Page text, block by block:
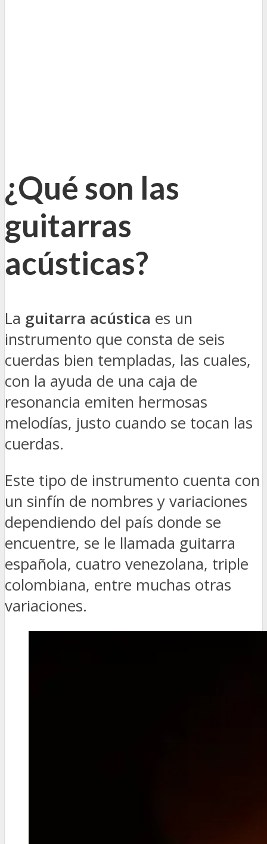
¿Qué son las
guitarras
acústicas?
La guitarra acústica es un
instrumento que consta de seis
cuerdas bien templadas, las cuales,
con la ayuda de una caja de
resonancia emiten hermosas
melodías, justo cuando se tocan las
cuerdas.
Este tipo de instrumento cuenta con
un sinfín de nombres y variaciones
dependiendo del país donde se
encuentre, se le llamada guitarra
española, cuatro venezolana, triple
colombiana, entre muchas otras
variaciones.